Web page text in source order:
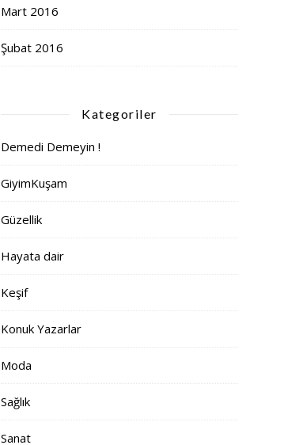
Mart 2016
Şubat 2016
Kategoriler
Demedi Demeyin !
GiyimKuşam
Güzellik
Hayata dair
Keşif
Konuk Yazarlar
Moda
Sağlık
Sanat